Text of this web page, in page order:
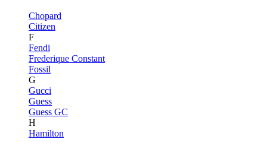
Chopard
Citizen
F
Fendi
Frederique Constant
Fossil
G
Gucci
Guess
Guess GC
H
Hamilton